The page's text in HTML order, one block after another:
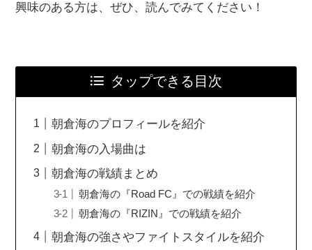
興味のある方は、ぜひ、読んでみてください！
タップできる目次
朝倉海のプロフィールを紹介
朝倉海の入場曲は
朝倉海の戦績まとめ
朝倉海の『Road FC』での戦績を紹介
朝倉海の『RIZIN』での戦績を紹介
朝倉海の強さやファイトスタイルを紹介